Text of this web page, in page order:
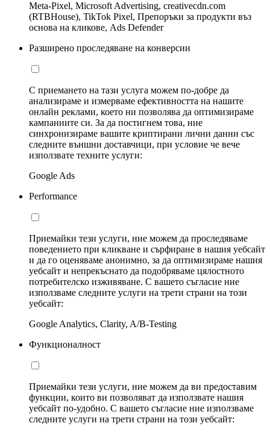
Meta-Pixel, Microsoft Advertising, creativecdn.com
(RTBHouse), TikTok Pixel, Препоръки за продукти въз
основа на кликове, Ads Defender
Разширено проследяване на конверсии
С приемането на тази услуга можем по-добре да
анализираме и измерваме ефективността на нашите
онлайн реклами, което ни позволява да оптимизираме
кампаниите си. За да постигнем това, ние
синхронизираме вашите криптирани лични данни със
следните външни доставчици, при условие че вече
използвате техните услуги:
Google Ads
Performance
Приемайки тези услуги, ние можем да проследяваме
поведението при кликване и сърфиране в нашия уебсайт
и да го оценяваме анонимно, за да оптимизираме нашия
уебсайт и непрекъснато да подобряваме цялостното
потребителско изживяване. С вашето съгласие ние
използваме следните услуги на трети страни на този
уебсайт:
Google Analytics, Clarity, A/B-Testing
Функционалност
Приемайки тези услуги, ние можем да ви предоставим
функции, които ви позволяват да използвате нашия
уебсайт по-удобно. С вашето съгласие ние използваме
следните услуги на трети страни на този уебсайт: